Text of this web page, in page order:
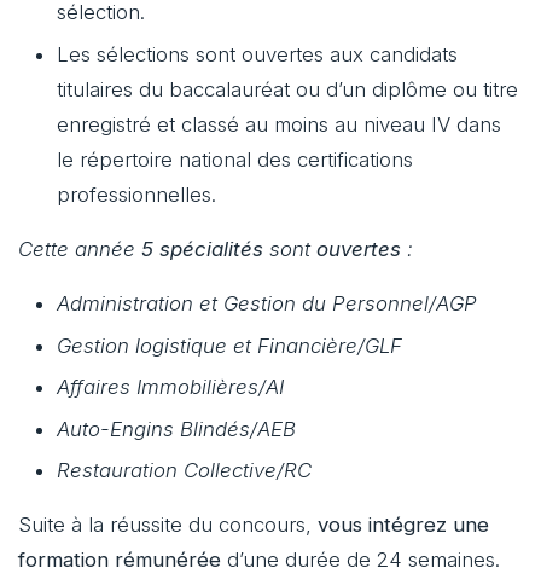
sélection.
Les sélections sont ouvertes aux candidats
titulaires du baccalauréat ou d’un diplôme ou titre
enregistré et classé au moins au niveau IV dans
le répertoire national des certifications
professionnelles.
Cette année 5 spécialités sont ouvertes :
Administration et Gestion du Personnel/AGP
Gestion logistique et Financière/GLF
Affaires Immobilières/AI
Auto-Engins Blindés/AEB
Restauration Collective/RC
Suite à la réussite du concours, vous intégrez une
formation rémunérée d’une durée de 24 semaines.